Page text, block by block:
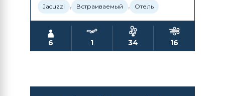
Jacuzzi , Встраиваемый , Отель
6 1 34 16